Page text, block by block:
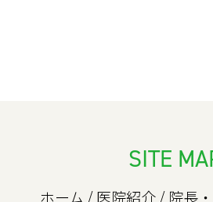
SITE
ホーム /医院紹介/ 院長